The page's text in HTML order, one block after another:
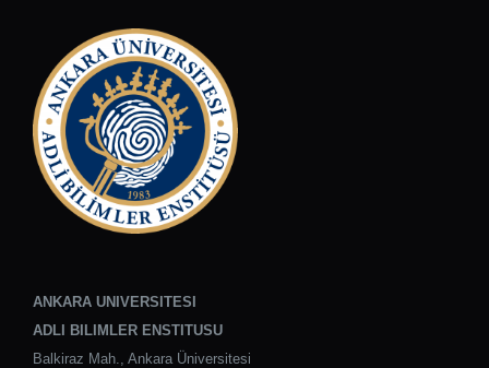
ANKARA UNIVERSITESI
ADLI BILIMLER ENSTITUSU
Balkiraz Mah., Ankara Üniversitesi